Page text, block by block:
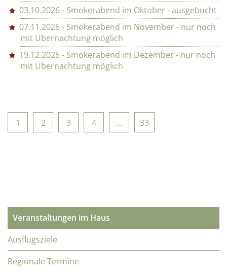
03.10.2026 - Smokerabend im Oktober - ausgebucht
07.11.2026 - Smokerabend im November - nur noch
mit Übernachtung möglich
19.12.2026 - Smokerabend im Dezember - nur noch
mit Übernachtung möglich
1 2 3 4 ... 33
Veranstaltungen im Haus
Ausflugsziele
Regionale Termine